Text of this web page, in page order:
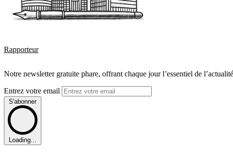
Rapporteur
Notre newsletter gratuite phare, offrant chaque jour l’essentiel de
Entrez votre email
S'abonner
Loading...